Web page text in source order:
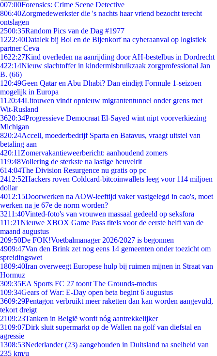
007:00Forensics: Crime Scene Detective
806:40Zorgmedewerkster die 's nachts haar vriend bezocht terecht
ontslagen
2500:35Random Pics van de Dag #1977
1222:40Datalek bij Bol en de Bijenkorf na cyberaanval op logistiek
partner Ceva
1622:27Kind overleden na aanrijding door AH-bestelbus in Dordrecht
422:14Nieuw slachtoffer in kindermisbruikzaak zorgprofessional Jan
B. (66)
1 20:49Geen Qatar en Abu Dhabi? Dan eindigt Formule 1-seizoen
mogelijk in Europa
11 20:44Litouwen vindt opnieuw migrantentunnel onder grens met
Wit-Rusland
3620:34Progressieve Democraat El-Sayed wint nipt voorverkiezing
Michigan
820:24Accell, moederbedrijf Sparta en Batavus, vraagt uitstel van
betaling aan
420:11 Zomervakantieweerbericht: aanhoudend zomers
119:48Vollering de sterkste na lastige heuvelrit
614:04The Division Resurgence nu gratis op pc
2412:52Hackers roven Coldcard-bitcoinwallets leeg voor 114 miljoen
dollar
4012:15Doorwerken na AOW-leeftijd vaker vastgelegd in cao's, moet
werken na je 67e de norm worden?
3211:40Vinted-foto's van vrouwen massaal gedeeld op seksfora
111:21Nieuwe XBOX Game Pass titels voor de eerste helft van de
maand augustus
209:50De FOK!Voetbalmanager 2026/2027 is begonnen
4909:47Van den Brink zet nog eens 14 gemeenten onder toezicht om
spreidingswet
1809:40Iran overweegt Europese hulp bij ruimen mijnen in Straat van
Hormuz
309:35EA Sports FC 27 toont The Grounds-modus
109:34Gears of War: E-Day open beta begint 6 augustus
3609:29Pentagon verbruikt meer raketten dan kan worden aangevuld,
tekort dreigt
2109:23Tanken in België wordt nóg aantrekkelijker
3109:07Dirk sluit supermarkt op de Wallen na golf van diefstal en
agressie
1308:53Nederlander (23) aangehouden in Duitsland na snelheid van
235 km/u